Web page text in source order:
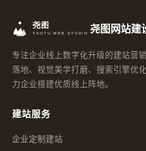
尧图网站建
专注企业线上数字化升级的建站营
落地、视觉美学打磨、搜索引擎优
力企业搭建优质线上阵地。
建站服务
企业定制建站